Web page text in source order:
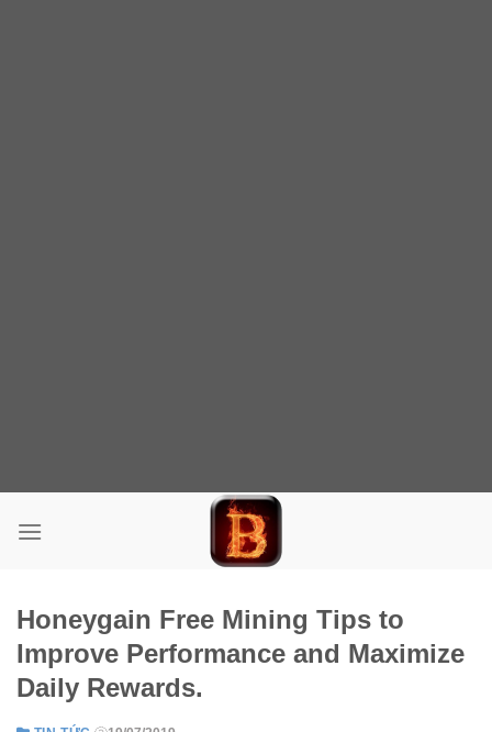
Honeygain Free Mining Tips to
Improve Performance and Maximize
Daily Rewards.